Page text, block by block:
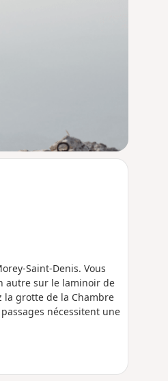
Saint-Denis. Vous
autre sur le laminoir de
la grotte de la Chambre
nécessitent une